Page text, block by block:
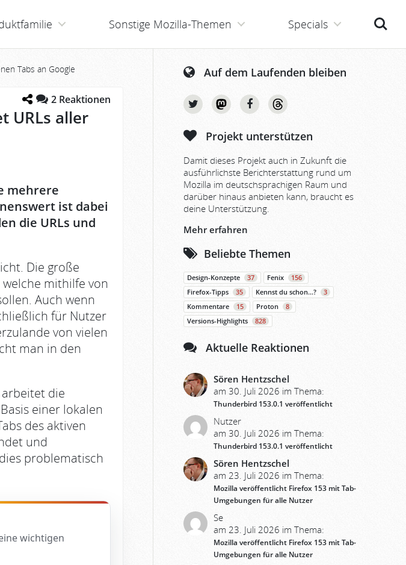
Sonstige Mozilla-Themen Specials Suche
Tabs an Google
2 Reaktionen
URLs aller
mehrere
ist dabei
die URLs und
Die große
mithilfe von
Auch wenn
für Nutzer
von vielen
man in den
arbeitet die
einer lokalen
des aktiven
und
problematisch
wichtigen
Auf dem Laufenden bleiben
Projekt unterstützen
Damit dieses Projekt auch in Zukunft die
ausführlichste Berichterstattung rund um
Mozilla im deutschsprachigen Raum und
darüber hinaus anbieten kann, braucht es
deine Unterstützung.
Mehr erfahren
Beliebte Themen
Design-Konzepte 37 Fenix
156
Firefox-Tipps
35 Kennst du schon…?
3
Kommentare
15 Proton
8
Versions-Highlights
828
Aktuelle Reaktionen
Sören Hentzschel
am 30. Juli 2026 im Thema:
Thunderbird 153.0.1 veröffentlicht
Nutzer
am 30. Juli 2026 im Thema:
Thunderbird 153.0.1 veröffentlicht
Sören Hentzschel
am 23. Juli 2026 im Thema:
Mozilla veröffentlicht Firefox 153 mit Tab-
Umgebungen für alle Nutzer
Se
am 23. Juli 2026 im Thema:
Mozilla veröffentlicht Firefox 153 mit Tab-
Umgebungen für alle Nutzer